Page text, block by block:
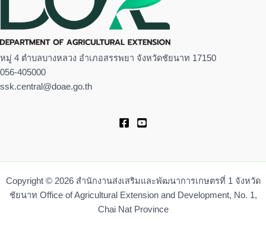
หมู่ 4 ตำบลบางหลวง อำเภอสรรพยา จังหวัดชัยนาท 17150
056-405000
ssk.central@doae.go.th
Copyright © 2026 สำนักงานส่งเสริมและพัฒนาการเกษตรที่ 1 จังหวัด
ชัยนาท Office of Agricultural Extension and Development, No. 1,
Chai Nat Province